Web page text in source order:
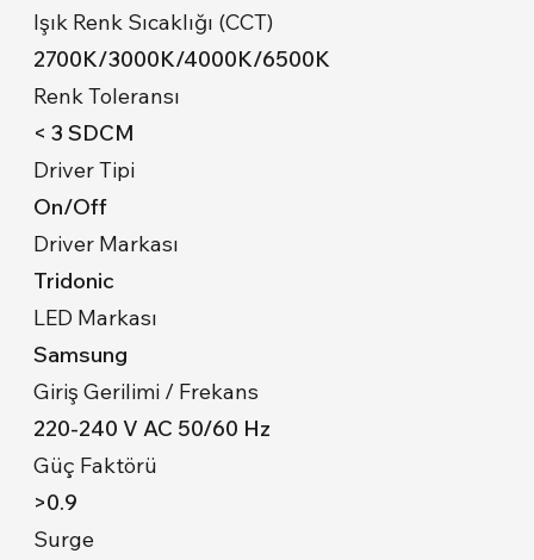
Işık Renk Sıcaklığı (CCT)
2700K/3000K/4000K/6500K
Renk Toleransı
< 3 SDCM
Driver Tipi
On/Off
Driver Markası
Tridonic
LED Markası
Samsung
Giriş Gerilimi / Frekans
220-240 V AC 50/60 Hz
Güç Faktörü
>0.9
Surge